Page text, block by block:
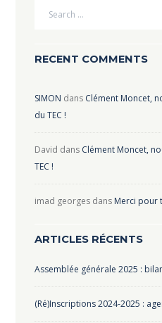
RECENT COMMENTS
SIMON dans Clément Moncet,
du TEC !
David dans Clément Moncet,
TEC !
imad georgesdans Merci pour
ARTICLES RÉCENTS
Assemblée générale 2025 :
(Ré)Inscriptions 2024-2025 :